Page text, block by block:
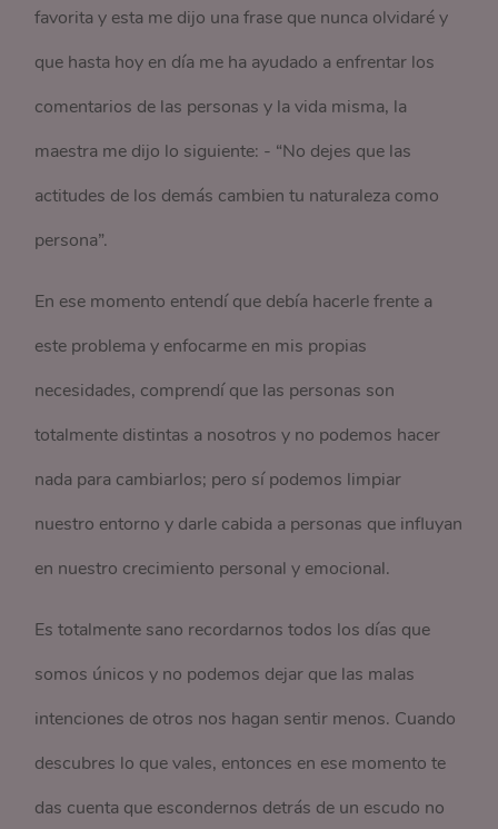
favorita y esta me dijo una frase que nunca olvidaré y
que hasta hoy en día me ha ayudado a enfrentar los
comentarios de las personas y la vida misma, la
maestra me dijo lo siguiente: - “No dejes que las
actitudes de los demás cambien tu naturaleza como
persona”.
En ese momento entendí que debía hacerle frente a
este problema y enfocarme en mis propias
necesidades, comprendí que las personas son
totalmente distintas a nosotros y no podemos hacer
nada para cambiarlos; pero sí podemos limpiar
nuestro entorno y darle cabida a personas que influyan
en nuestro crecimiento personal y emocional.
Es totalmente sano recordarnos todos los días que
somos únicos y no podemos dejar que las malas
intenciones de otros nos hagan sentir menos. Cuando
descubres lo que vales, entonces en ese momento te
das cuenta que escondernos detrás de un escudo no